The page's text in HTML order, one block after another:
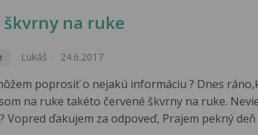
škvrny na ruke
Lukáš 24.6.2017
poprosiť o nejakú informáciu ? Dnes
na ruke takéto červené škvrny na ruke.
Vopred ďakujem za odpoveď, Prajem pekný deň